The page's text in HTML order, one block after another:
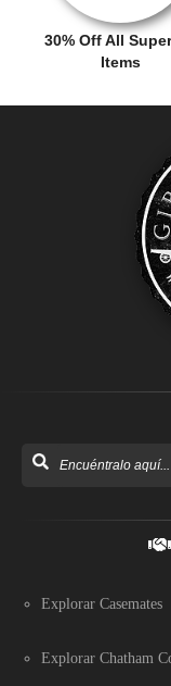
30% Off All
Items
Explorar Casemates
Explorar Chatham